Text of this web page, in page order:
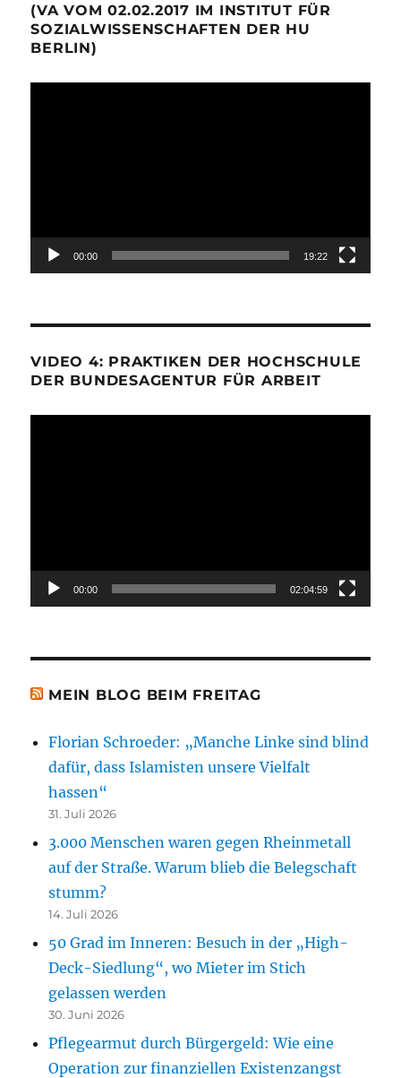
(VA VOM 02.02.2017 IM INSTITUT FÜR
SOZIALWISSENSCHAFTEN DER HU
BERLIN)
00:00 19:22
VIDEO 4: PRAKTIKEN DER HOCHSCHULE
DER BUNDESAGENTUR FÜR ARBEIT
00:00 02:04:59
MEIN BLOG BEIM FREITAG
Florian Schroeder: „Manche Linke sind blind
dafür, dass Islamisten unsere Vielfalt
hassen“
31. Juli 2026
3.000 Menschen waren gegen Rheinmetall
auf der Straße. Warum blieb die Belegschaft
stumm?
14. Juli 2026
50 Grad im Inneren: Besuch in der „High-
Deck-Siedlung“, wo Mieter im Stich
gelassen werden
30. Juni 2026
Pflegearmut durch Bürgergeld: Wie eine
Operation zur finanziellen Existenzangst